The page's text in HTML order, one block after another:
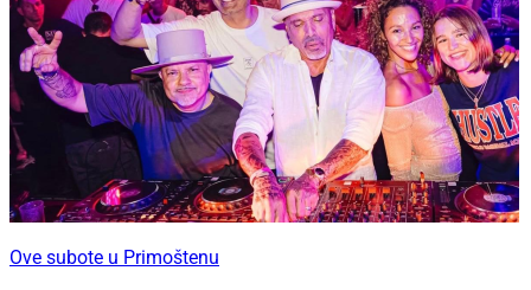
Ove subote u Primoštenu